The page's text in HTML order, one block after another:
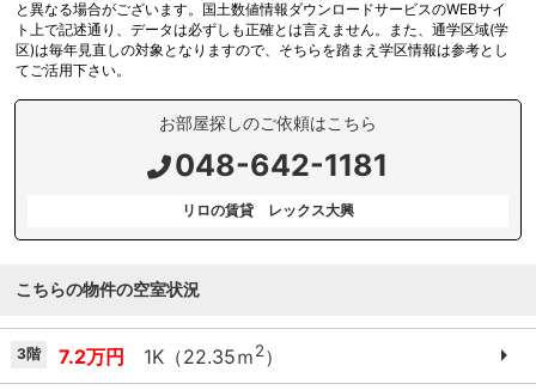
と異なる場合がございます。国土数値情報ダウンロードサービスのWEBサイ
ト上で記述通り、データは必ずしも正確とは言えません。また、通学区域(学
区)は毎年見直しの対象となりますので、そちらを踏まえ学区情報は参考とし
てご活用下さい。
お部屋探しのご依頼はこちら
048-642-1181
リロの賃貸 レックス大興
こちらの物件の空室状況
3階 7.2万円 1K（22.35ｍ2）